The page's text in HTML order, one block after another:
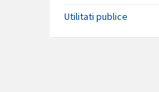
Utilitati publice